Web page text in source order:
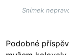
Snímek
Podobné